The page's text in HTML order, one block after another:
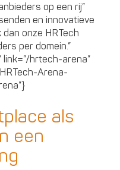
op een rij”
en innovatieve
onze HRTech
per domein.”
link=”/hrtech-arena”
Arena-
als
een